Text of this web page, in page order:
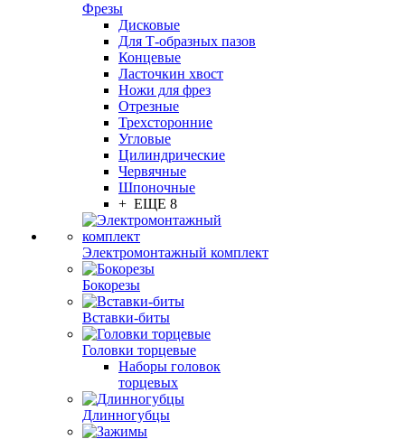
Фрезы
Дисковые
Для Т-образных пазов
Концевые
Ласточкин хвост
Ножи для фрез
Отрезные
Трехсторонние
Угловые
Цилиндрические
Червячные
Шпоночные
+ ЕЩЕ 8
Электромонтажный комплект
Бокорезы
Вставки-биты
Головки торцевые
Наборы головок
торцевых
Длинногубцы